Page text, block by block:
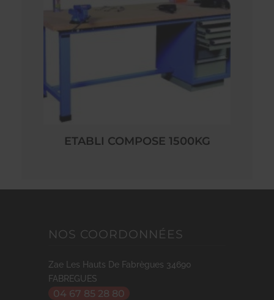
ETABLI COMPOSE 1500KG
NOS COORDONNÉES
Zae Les Hauts De Fabrègues 34690
FABREGUES
04 67 85 28 80